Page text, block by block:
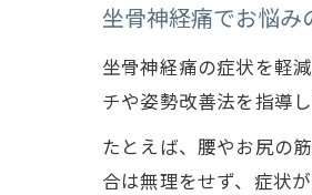
坐骨神経痛でお悩み
坐骨神経痛の症状を軽
チや姿勢改善法を指導し
たとえば、腰やお尻の
合は無理をせず、症状